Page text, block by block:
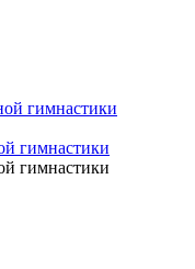
гимнастики
гимнастики
гимнастики